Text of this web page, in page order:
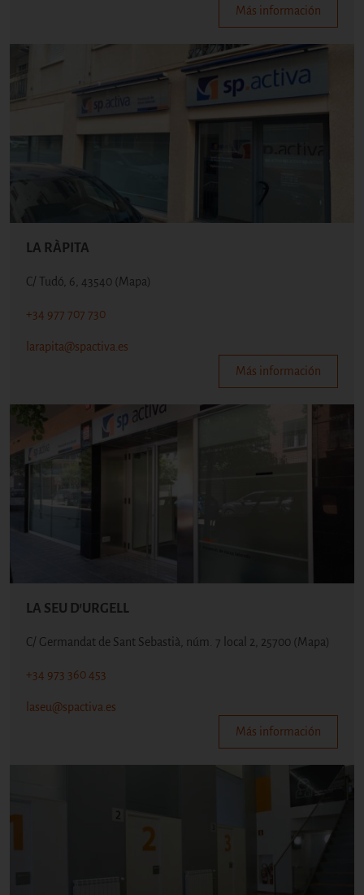
Más información
LA RÀPITA
C/ Tudó, 6, 43540 (Mapa)
+34 977 707 730
larapita@spactiva.es
Más información
LA SEU D'URGELL
C/ Germandat de Sant Sebastià, núm. 7 local 2, 25700 (Mapa)
+34 973 360 453
laseu@spactiva.es
Más información